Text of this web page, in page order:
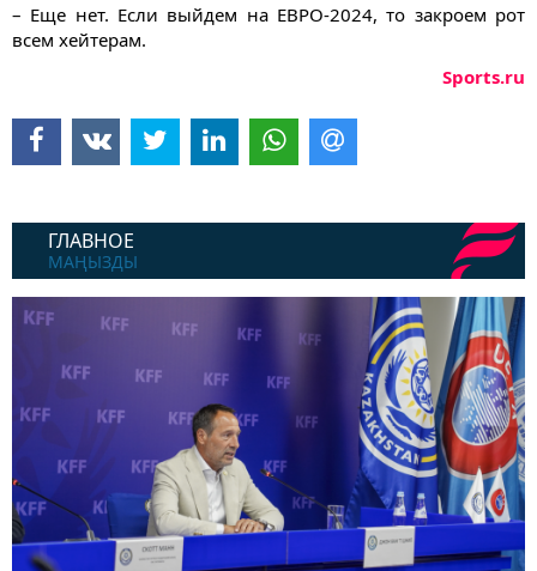
ГЛАВНОЕ
МАҢЫЗДЫ
– Еще нет. Если выйдем на ЕВРО-2024, то закроем рот
всем хейтерам.
Sports.ru